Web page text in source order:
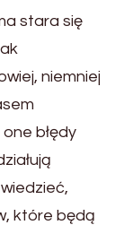
stara się
niemniej
błędy
które będą